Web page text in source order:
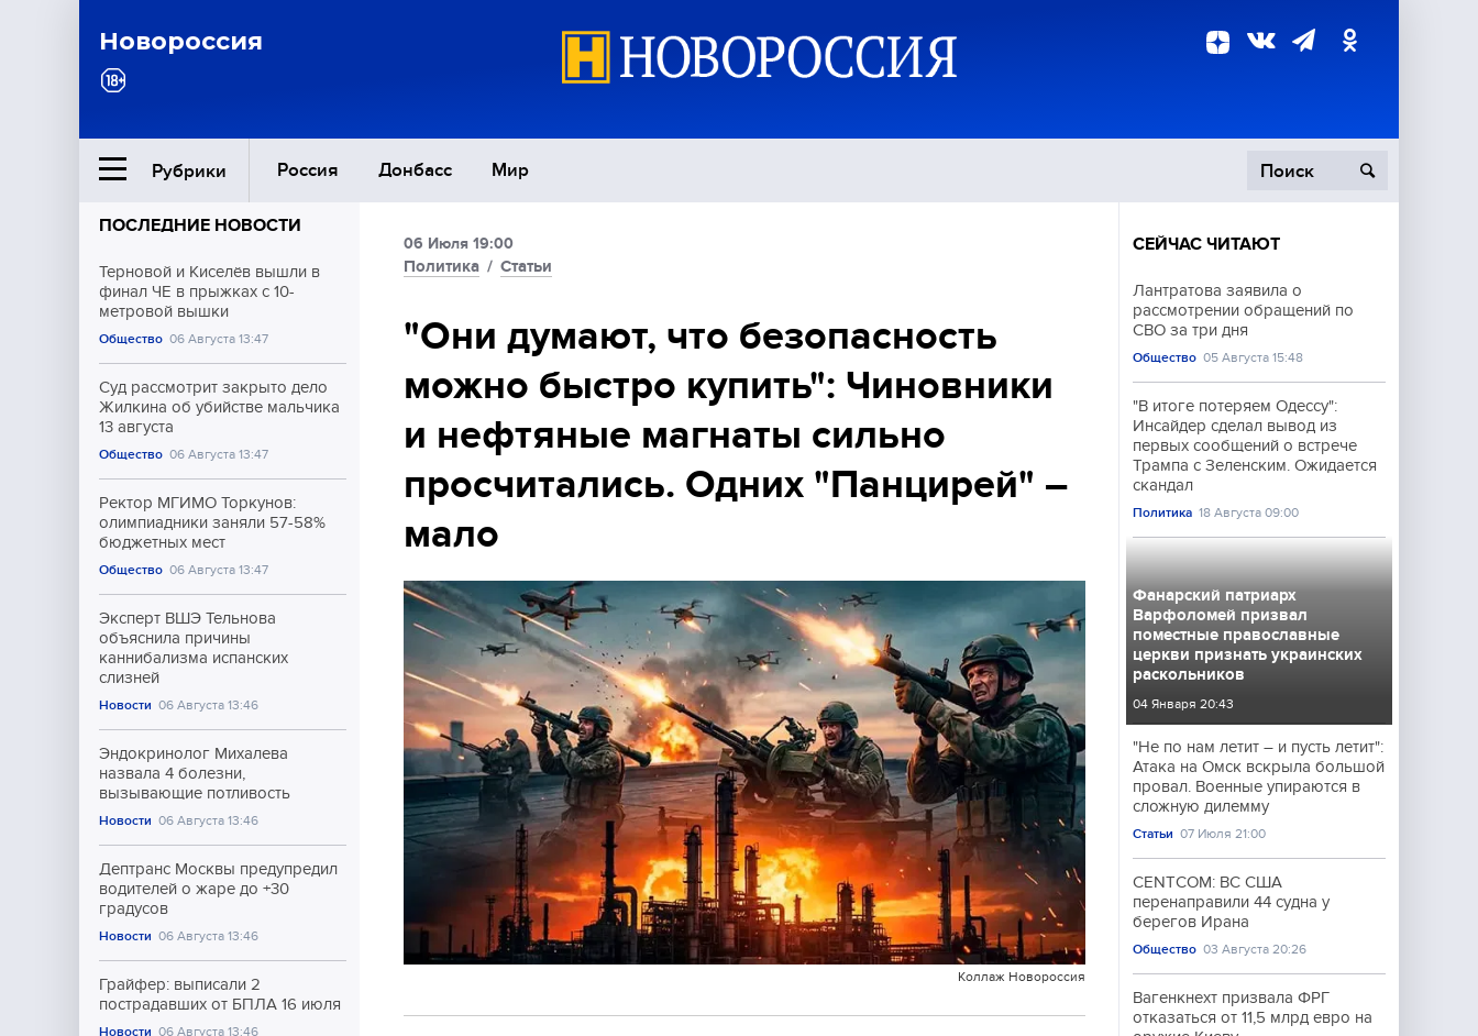
Новороссия
Рубрики Россия Донбасс Мир
Ближний Восток
Общество
Экономика
Происшествия
Культура
Спорт
ПОСЛЕДНИЕ НОВОСТИ
Терновой и Киселёв вышли в
финал ЧЕ в прыжках с 10-
метровой вышки
Общество 06 Августа 13:47
Суд рассмотрит закрыто дело
Жилкина об убийстве мальчика
13 августа
Общество 06 Августа 13:47
Ректор МГИМО Торкунов:
олимпиадники заняли 57-58%
бюджетных мест
Общество 06 Августа 13:47
Эксперт ВШЭ Тельнова
объяснила причины
каннибализма испанских
слизней
Новости 06 Августа 13:46
Эндокринолог Михалева
назвала 4 болезни,
вызывающие потливость
Новости 06 Августа 13:46
Дептранс Москвы предупредил
водителей о жаре до +30
градусов
Новости 06 Августа 13:46
Грайфер: выписали 2
пострадавших от БПЛА 16 июля
Новости 06 Августа 13:46
06 Июля 19:00
Политика / Статьи
"Они думают, что безопасность
можно быстро купить": Чиновники
и нефтяные магнаты сильно
просчитались. Одних "Панцирей" –
мало
Коллаж Новороссия
СЕЙЧАС ЧИТАЮТ
Лантратова заявила о
рассмотрении обращений по
СВО за три дня
Общество 05 Августа 15:48
"В итоге потеряем Одессу":
Инсайдер сделал вывод из
первых сообщений о встрече
Трампа с Зеленским. Ожидается
скандал
Политика 18 Августа 09:00
Фанарский патриарх
Варфоломей призвал
поместные православные
церкви признать украинских
раскольников
04 Января 20:43
"Не по нам летит – и пусть летит":
Атака на Омск вскрыла большой
провал. Военные упираются в
сложную дилемму
Статьи 07 Июля 21:00
CENTCOM: ВС США
перенаправили 44 судна у
берегов Ирана
Общество 03 Августа 20:26
Вагенкнехт призвала ФРГ
отказаться от 11,5 млрд евро на